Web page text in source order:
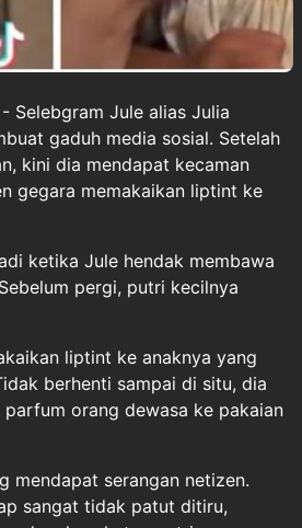
- Selebgram Jule alias Julia
gaduh media sosial. Setelah
kini dia mendapat kecaman
gegara memakaikan liptint ke
ketika Jule hendak membawa
pergi, putri kecilnya
liptint ke anaknya yang
berhenti sampai di situ, dia
orang dewasa ke pakaian
mendapat serangan netizen.
sangat tidak patut ditiru,